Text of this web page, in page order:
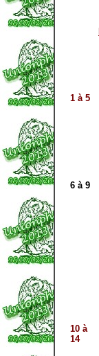
1 à 5
6 à 9
10 à
14